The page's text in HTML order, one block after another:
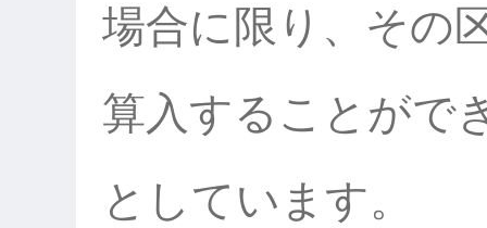
場合に限り、その
算入することがで
としています。